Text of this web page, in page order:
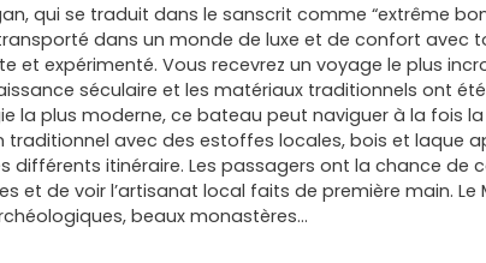
qui se traduit dans le sanscrit comme “extrême
dans un monde de luxe et de confort avec
expérimenté. Vous recevrez un voyage le plus
séculaire et les matériaux traditionnels ont
la plus moderne, ce bateau peut naviguer à la fois
traditionnel avec des estoffes locales, bois et laque
différents itinéraire. Les passagers ont la chance de
et de voir l’artisanat local faits de première main.
beaux monastères...